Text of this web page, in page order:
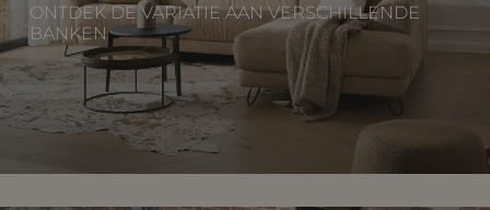
ONTDEK DE VARIATIE AAN VERSCHILLENDE
BANKEN